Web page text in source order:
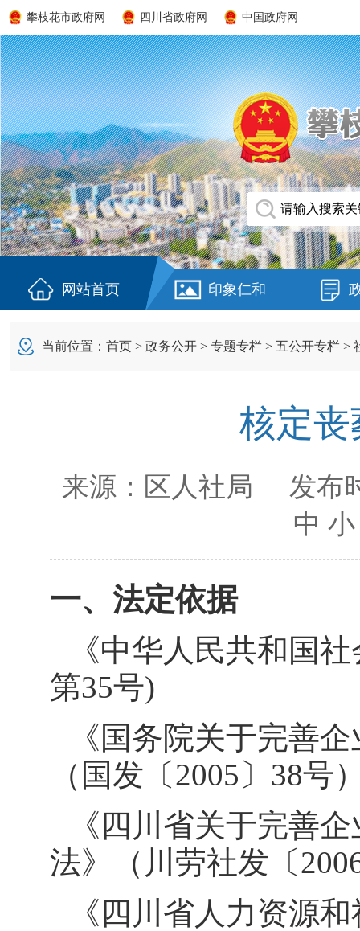
攀枝花市政府网 四川省政府网 中国政府网
网站首页 印象仁和
当前位置： 首页 > 政务公开 > 专题专栏 > 五公开专栏 >
核定
来源： 区人社局 发布
中 小
一、法定依据
《中华人民共和国
第35号)
《国务院关于完善
（国发〔2005 〕 38号
《四川省关于完善
法》（川劳社发〔
《四川省人力资源